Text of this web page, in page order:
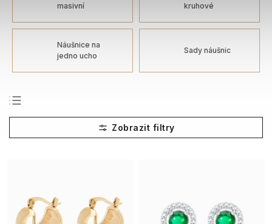
masivní
kruhové
Náušnice na
jedno ucho
Sady náušnic
Nejprodávanější
Nejlevnější